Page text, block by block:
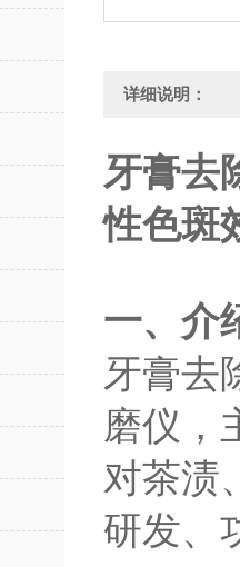
详细说明：
牙膏去
性色斑
一、介
牙膏去
磨仪‌，
对茶渍
研发、